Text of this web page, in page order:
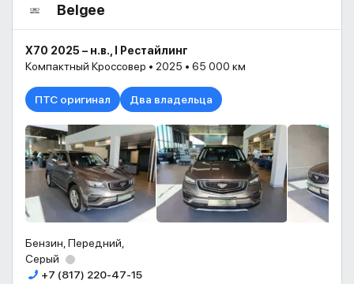
Belgee
X70 2025 – н.в., I Рестайлинг
Компактный Кроссовер • 2025 • 65 000 км
ПТС оригинал Два владельца
Бензин, Передний,
Серый
+7 (817) 220-47-15